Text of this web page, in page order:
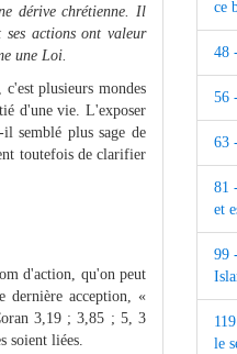
dérive chrétienne. Il
actions ont valeur
une Loi.
plusieurs mondes
d'une vie. L'exposer
semblé plus sage de
toutefois de clarifier
d'action, qu'on peut
dernière acception, «
3,19 ; 3,85 ; 5, 3
soient liées.
ce
48
56
63
81
et
99
le